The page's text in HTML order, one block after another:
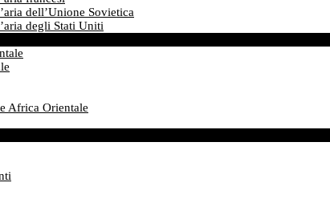
dell’Unione Sovietica
degli Stati Uniti
Africa Orientale